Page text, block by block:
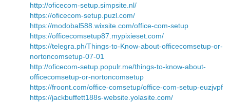
http://oficecom-setup.simpsite.nl/
https://oficecom-setup.puzl.com/
https://modobal588.wixsite.com/office-com-setup
https://officecomsetup87.mypixieset.com/
https://telegra.ph/Things-to-Know-about-officecomsetup-or-
nortoncomsetup-07-01
http://oficecom-setup.populr.me/things-to-know-about-
officecomsetup-or-nortoncomsetup
https://froont.com/office-comsetup/office-com-setup-euzjvpf
https://jackbuffett188s-website.yolasite.com/